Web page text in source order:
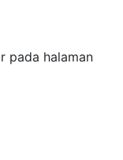
pada halaman